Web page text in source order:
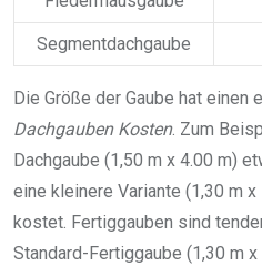
Segmentdachgaube
Die Größe der Gaube hat einen
Dachgauben Kosten. Zum
Dachgaube (1,50 m x 4.00 m)
eine kleinere Variante (1,30 m x
kostet. Fertiggauben sind
Standard-Fertiggaube (1,30 m